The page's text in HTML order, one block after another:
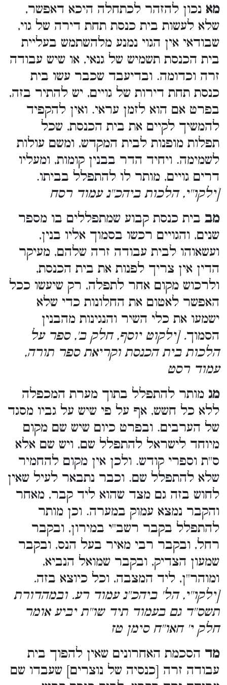
מא נכון להזהר לכתחלה היכא דאפשר,
שלא לעשות בית כנסת תחת דירה של גוי,
שבודאי אין הגוי נמנע מלהשתמש בעליית
בית הכנסת תשמיש של גנאי, או שיש עבודה
זרה וכדומה. ובדיעבד שכבר עשו בית
כנסת תחת דירות של גויים, יש להתיר בזה,
בפרט אם הוא לזמן עראי. ואין להקפיד
להמשיך לקיים את בית הכנסת, שכל
תפלות מופנות לבית המקדש, ומשם עולות
לשמימה. ויחיד הדר בבנין קומות, ומעליו
דרים גויים, מותר לו להתפלל בביתו.
[ילקו''י, הלכות ביהכ''נ עמוד רסח
מב בית כנסת קבוע שמתפללים בו מספר
שנים, והגויים רכשו בסמוך אליו בנין,
ועשאוהו לבית עבודה זרה שלהם, מעיקר
הדין אין צריך לפנות את בית הכנסת,
ולרכוש מקום אחר לתפלה, רק שיעשו ככל
האפשר לאטום את החלונות כדי שלא
ישמעו את כלי השיר והנגינות מהבנין
הסמוך. [ילקוט יוסף, חלק ב', ספר על
הלכות בית הכנסת וקריאת ספר תורה,
עמוד רסט
מג מותר להתפלל בתוך מערת המכפלה
ללא כל חשש, אף על פי שיש על גביו מסגד
של הערבים. ובפרט כיום שיש שם מקום
מיוחד לישראל להתפלל שם, ויש שם אלא
ס''ת וספרי קודש. ולכן אין מקום להחמיר
שלא להתפלל שם. וכבר נתבאר לעיל שאין
לחוש בזה גם מצד שהוא ליד קבר, מאחר
והקבר נמצא עמוק במערה. וכן מותר
להתפלל בקבר רשב''י במירון, ובקבר
רחל, ובקבר רבי מאיר בעל הנס, ובקבר
שמעון הצדיק, ובקבר שמואל הנביא,
ומוהר''ן, ליד המצבה, וכל כיוצא בזה.
[ילקו''י, הל' ביהכ''נ עמוד רע. ובמהדורת
תשס''ד גם בעמוד תיד שו''ת יביע אומר
חלק י' חאו''ח סימן טז
מד הסכמת האחרונים שאין להפוך בית
עבודה זרה [כנסיה של נוצרים] שעבדו שם